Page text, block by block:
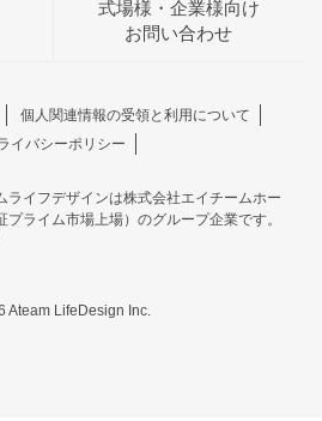
式場様・企業様向け
お問い合わせ
個人関連情報の受領と利用について
イバシーポリシー
ライフデザインは株式会社エイチームホー
プライム市場上場）のグループ企業です。
Ateam LifeDesign Inc.